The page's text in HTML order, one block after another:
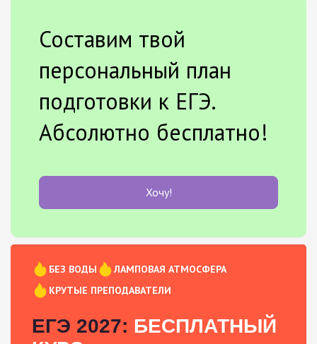
Составим твой
персональный план
подготовки к ЕГЭ.
Абсолютно бесплатно!
Хочу!
БЕЗ ВОДЫ
ЛАМПОВАЯ АТМОСФЕРА
КРУТЫЕ ПРЕПОДАВАТЕЛИ
ЕГЭ 2027: БЕСПЛАТНЫЙ